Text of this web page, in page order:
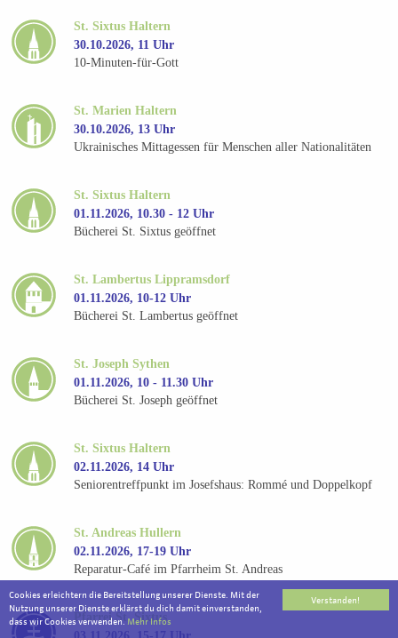
Verstanden!
Cookies erleichtern die Bereitstellung unserer Dienste. Mit der
Nutzung unserer Dienste erklärst du dich damit einverstanden,
dass wir Cookies verwenden. Mehr Infos
St. Sixtus Haltern
30.10.2026, 11 Uhr
10-Minuten-für-Gott
St. Marien Haltern
30.10.2026, 13 Uhr
Ukrainisches Mittagessen für Menschen aller Nationalitäten
St. Sixtus Haltern
01.11.2026, 10.30 - 12 Uhr
Bücherei St. Sixtus geöffnet
St. Lambertus Lippramsdorf
01.11.2026, 10-12 Uhr
Bücherei St. Lambertus geöffnet
St. Joseph Sythen
01.11.2026, 10 - 11.30 Uhr
Bücherei St. Joseph geöffnet
St. Sixtus Haltern
02.11.2026, 14 Uhr
Seniorentreffpunkt im Josefshaus: Rommé und Doppelkopf
St. Andreas Hullern
02.11.2026, 17-19 Uhr
Reparatur-Café im Pfarrheim St. Andreas
Pfarrei St. Sixtus